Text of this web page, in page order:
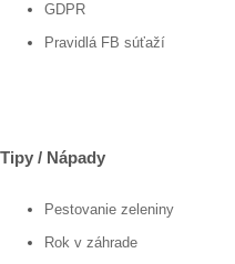
GDPR
Pravidlá FB súťaží
Tipy / Nápady
Pestovanie zeleniny
Rok v záhrade